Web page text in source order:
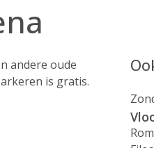
andere oude
is gratis.